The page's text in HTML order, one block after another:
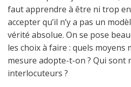
faut apprendre à être ni trop
accepter qu’il n’y a pas un
vérité absolue. On se pose
les choix à faire : quels moyens
mesure adopte-t-on ? Qui sont
interlocuteurs ?